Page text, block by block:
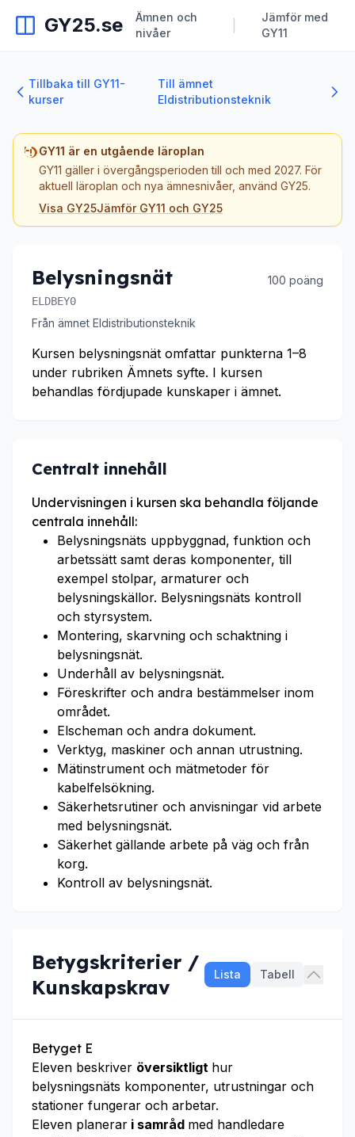
GY25.se
Ämnen och
nivåer
Jämför med
GY11
Tillbaka till GY11-
kurser
Till ämnet
Eldistributionsteknik
GY11 är en utgående läroplan
GY11 gäller i övergångsperioden till och med 2027. För
aktuell läroplan och nya ämnesnivåer, använd GY25.
Visa GY25Jämför GY11 och GY25
Belysningsnät 100 poäng
ELDBEY0
Från ämnet Eldistributionsteknik
Kursen belysningsnät omfattar punkterna 1–8
under rubriken Ämnets syfte. I kursen
behandlas fördjupade kunskaper i ämnet.
Centralt innehåll
Undervisningen i kursen ska behandla följande
centrala innehåll:
Belysningsnäts uppbyggnad, funktion och
arbetssätt samt deras komponenter, till
exempel stolpar, armaturer och
belysningskällor. Belysningsnäts kontroll
och styrsystem.
Montering, skarvning och schaktning i
belysningsnät.
Underhåll av belysningsnät.
Föreskrifter och andra bestämmelser inom
området.
Elscheman och andra dokument.
Verktyg, maskiner och annan utrustning.
Mätinstrument och mätmetoder för
kabelfelsökning.
Säkerhetsrutiner och anvisningar vid arbete
med belysningsnät.
Säkerhet gällande arbete på väg och från
korg.
Kontroll av belysningsnät.
Betygskriterier /
Kunskapskrav
Lista Tabell
Betyget E
Eleven beskriver översiktligt hur
belysningsnäts komponenter, utrustningar och
stationer fungerar och arbetar.
Eleven planerar i samråd med handledare